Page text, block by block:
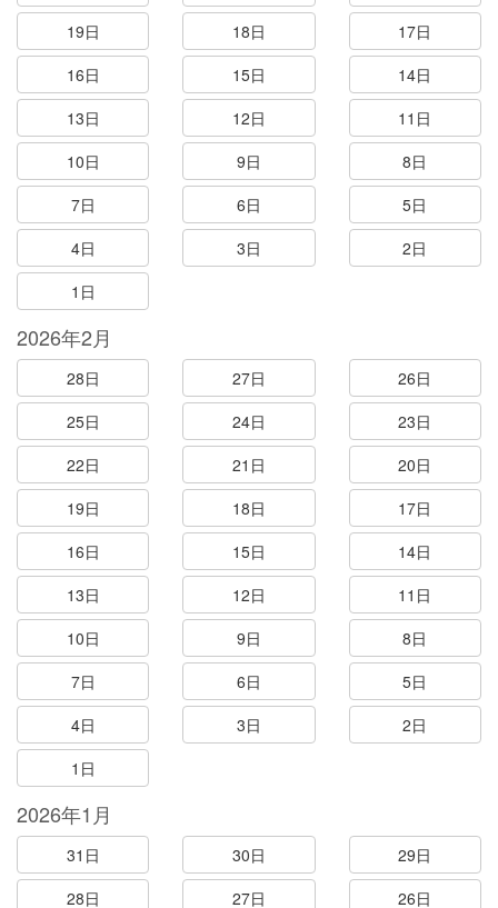
19日
18日
17日
16日
15日
14日
13日
12日
11日
10日
9日
8日
7日
6日
5日
4日
3日
2日
1日
2026年2月
28日 27日
26日
25日
24日
23日
22日
21日
20日
19日
18日
17日
16日
15日
14日
13日
12日
11日
10日
9日
8日
7日
6日
5日
4日
3日
2日
1日
2026年1月
31日 30日
29日
28日
27日 26日